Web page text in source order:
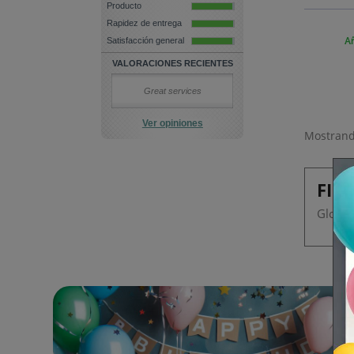
Producto
Rapidez de entrega
Satisfacción general
VALORACIONES RECIENTES
Great services
Ver opiniones